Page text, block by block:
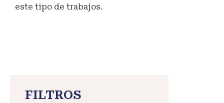
FILTROS
este tipo de trabajos.